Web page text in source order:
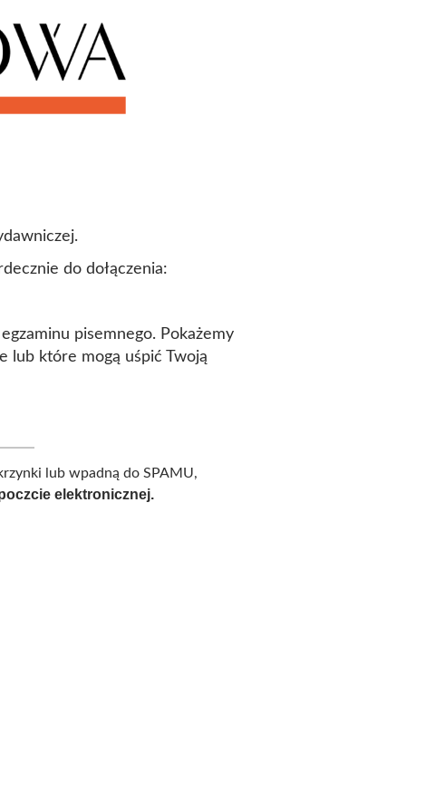
do dołączenia:
pisemnego. Pokażemy
lub które mogą uśpić Twoją
lub wpadną do SPAMU,
elektronicznej.